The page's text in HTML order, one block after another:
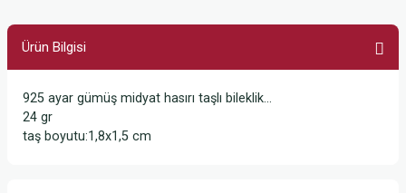
Ürün Bilgisi
925 ayar gümüş midyat hasırı taşlı bileklik...
24 gr
taş boyutu:1,8x1,5 cm